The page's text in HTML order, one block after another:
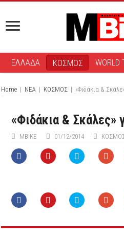
ΕΛΛΑΔΑ ΚΟΣΜΟΣ WORLD
Home | ΝΕΑ | ΚΟΣΜΟΣ | «Φιδάκια &
«Φιδάκια & Σκάλες»
ΜΒIKE 01/12/2014